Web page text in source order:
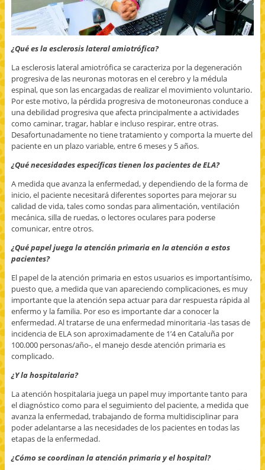
¿Qué es la esclerosis lateral amiotrófica?
La esclerosis lateral amiotrófica se caracteriza por la degeneración
progresiva de las neuronas motoras en el cerebro y la médula
espinal, que son las encargadas de realizar el movimiento voluntario.
Por este motivo, la pérdida progresiva de motoneuronas conduce a
una debilidad progresiva que afecta principalmente a actividades
como caminar, tragar, hablar e incluso respirar, entre otras.
Desafortunadamente no tiene tratamiento y comporta la muerte del
paciente en un plazo variable, entre 6 meses y 5 años.
¿Qué necesidades específicas tienen los pacientes de ELA?
A medida que avanza la enfermedad, y dependiendo de la forma de
inicio, el paciente necesitará diferentes soportes para mejorar su
calidad de vida, tales como sondas para alimentación, ventilación
mecánica, silla de ruedas, o lectores oculares para poderse
comunicar, entre otros.
¿Qué papel juega la atención primaria en la atención a estos
pacientes?
El papel de la atención primaria en estos usuarios es importantísimo,
puesto que, a medida que van apareciendo complicaciones, es muy
importante que la atención sepa actuar para dar respuesta rápida al
enfermo y la familia. Por eso es importante dar a conocer la
enfermedad. Al tratarse de una enfermedad minoritaria -las tasas de
incidencia de ELA son aproximadamente de 1’4 en Cataluña por
100.000 personas/año-, el manejo desde atención primaria es
complicado.
¿Y la hospitalaria?
La atención hospitalaria juega un papel muy importante tanto para
el diagnóstico como para el seguimiento del paciente, a medida que
avanza la enfermedad, trabajando de forma multidisciplinar para
poder adelantarse a las necesidades de los pacientes en todas las
etapas de la enfermedad.
¿Cómo se coordinan la atención primaria y el hospital?